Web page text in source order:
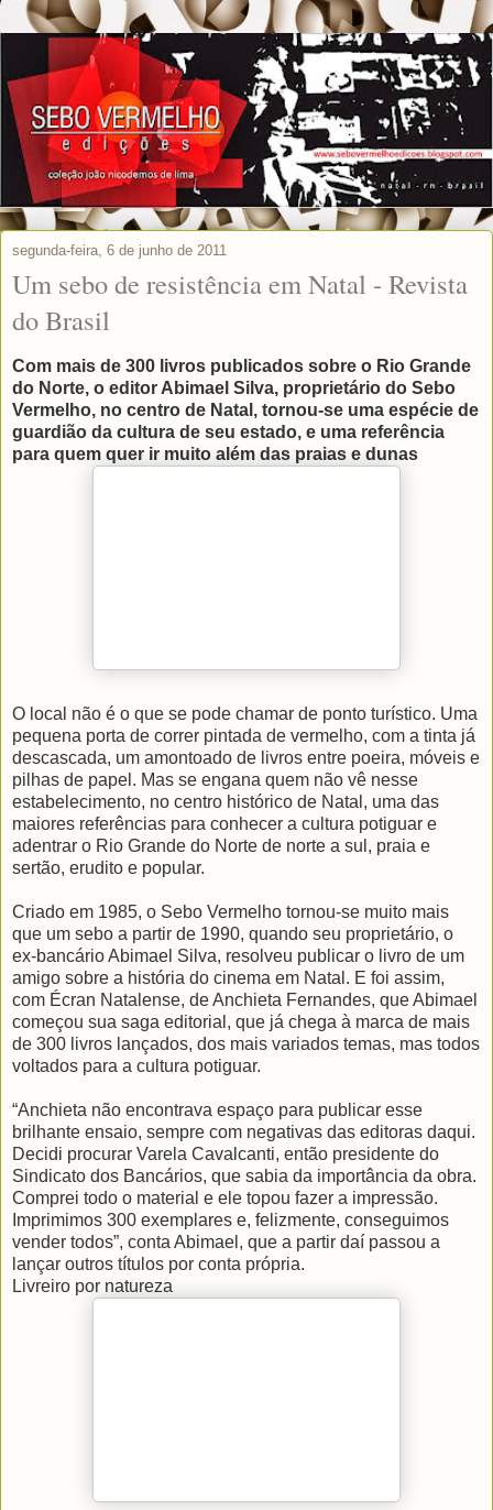
segunda-feira, 6 de junho de 2011
Um sebo de resistência em Natal - Revista
do Brasil
Com mais de 300 livros publicados sobre o Rio Grande
do Norte, o editor Abimael Silva, proprietário do Sebo
Vermelho, no centro de Natal, tornou-se uma espécie de
guardião da cultura de seu estado, e uma referência
para quem quer ir muito além das praias e dunas
O local não é o que se pode chamar de ponto turístico. Uma
pequena porta de correr pintada de vermelho, com a tinta já
descascada, um amontoado de livros entre poeira, móveis e
pilhas de papel. Mas se engana quem não vê nesse
estabelecimento, no centro histórico de Natal, uma das
maiores referências para conhecer a cultura potiguar e
adentrar o Rio Grande do Norte de norte a sul, praia e
sertão, erudito e popular.
Criado em 1985, o Sebo Vermelho tornou-se muito mais
que um sebo a partir de 1990, quando seu proprietário, o
ex-bancário Abimael Silva, resolveu publicar o livro de um
amigo sobre a história do cinema em Natal. E foi assim,
com Écran Natalense, de Anchieta Fernandes, que Abimael
começou sua saga editorial, que já chega à marca de mais
de 300 livros lançados, dos mais variados temas, mas todos
voltados para a cultura potiguar.
“Anchieta não encontrava espaço para publicar esse
brilhante ensaio, sempre com negativas das editoras daqui.
Decidi procurar Varela Cavalcanti, então presidente do
Sindicato dos Bancários, que sabia da importância da obra.
Comprei todo o material e ele topou fazer a impressão.
Imprimimos 300 exemplares e, felizmente, conseguimos
vender todos”, conta Abimael­, que a partir daí passou a
lançar outros títulos por conta própria.
Livreiro por natureza